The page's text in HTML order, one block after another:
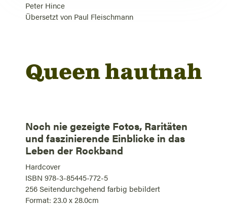
Peter Hince
Übersetzt von Paul Fleischmann
Queen hautnah
Noch nie gezeigte Fotos, Raritäten
und faszinierende Einblicke in das
Leben der Rockband
Hardcover
ISBN 978-3-85445-772-5
256 Seitendurchgehend farbig bebildert
Format: 23.0 x 28.0cm